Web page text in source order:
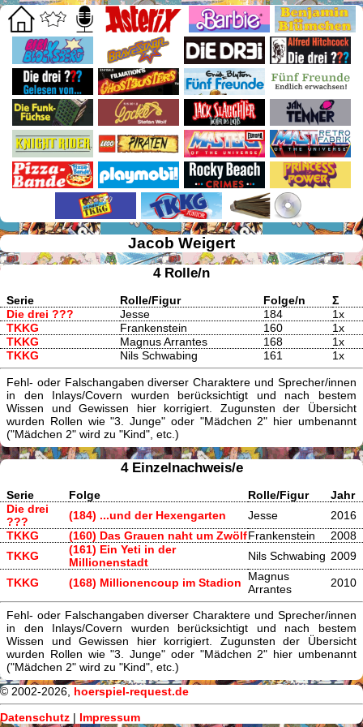
Jacob Weigert
4 Rolle/n
Serie Rolle/Figur Folge/n
Σ
Die drei ???
Jesse 184
1x
TKKG
Frankenstein 160
1x
TKKG
Magnus Arrantes 168
1x
TKKG
Nils Schwabing 161 1x
Fehl- oder Falschangaben diverser Charaktere und Sprecher/innen
in den Inlays/Covern wurden berücksichtigt und nach bestem
Wissen und Gewissen hier korrigiert. Zugunsten der Übersicht
wurden Rollen wie "3. Junge" oder "Mädchen 2" hier umbenannt
("Mädchen 2" wird zu "Kind", etc.)
4 Einzelnachweis/e
Serie Folge Rolle/Figur
Jahr
Die drei
???
(184) ...und der Hexengarten Jesse
2016
TKKG
(160) Das Grauen naht um ZwölfFrankenstein
2008
TKKG
(161) Ein Yeti in der
Millionenstadt
Nils Schwabing 2009
TKKG (168) Millionencoup im Stadion
Magnus
Arrantes
2010
Fehl- oder Falschangaben diverser Charaktere und Sprecher/innen
in den Inlays/Covern wurden berücksichtigt und nach bestem
Wissen und Gewissen hier korrigiert. Zugunsten der Übersicht
wurden Rollen wie "3. Junge" oder "Mädchen 2" hier umbenannt
("Mädchen 2" wird zu "Kind", etc.)
© 2002-2026, hoerspiel-request.de
Datenschutz | Impressum